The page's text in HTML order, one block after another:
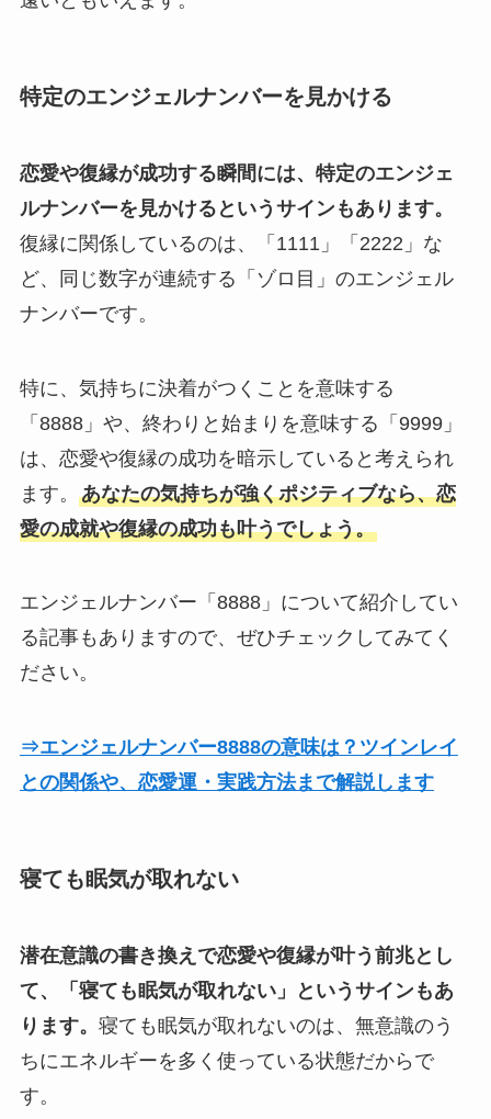
特定のエンジェルナンバーを見かける
恋愛や復縁が成功する瞬間には、特定のエンジェ
ルナンバーを見かけるというサインもあります。
復縁に関係しているのは、「1111」「2222」な
ど、同じ数字が連続する「ゾロ目」のエンジェル
ナンバーです。
特に、気持ちに決着がつくことを意味する
「8888」や、終わりと始まりを意味する「9999」
は、恋愛や復縁の成功を暗示していると考えられ
ます。 あなたの気持ちが強くポジティブなら、恋
愛の成就や復縁の成功も叶うでしょう。
エンジェルナンバー「8888」について紹介してい
る記事もありますので、ぜひチェックしてみてく
ださい。
⇒エンジェルナンバー8888の意味は？ツインレイ
との関係や、恋愛運・実践方法まで解説します
寝ても眠気が取れない
潜在意識の書き換えで恋愛や復縁が叶う前兆とし
て、「寝ても眠気が取れない」というサインもあ
ります。 寝ても眠気が取れないのは、無意識のう
ちにエネルギーを多く使っている状態だからで
す。